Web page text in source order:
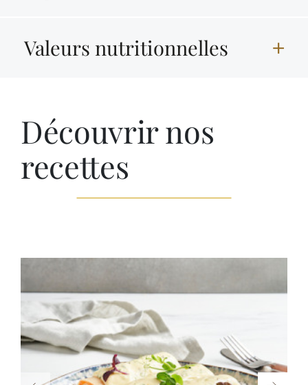
Valeurs nutritionnelles
Découvrir nos
recettes